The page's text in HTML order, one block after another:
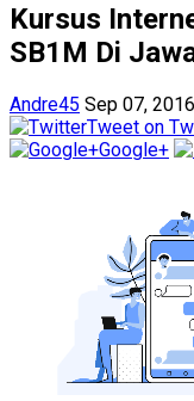
Kursus
SB1M Di
Andre45 Sep 07, 2016
Tweet on
Google+